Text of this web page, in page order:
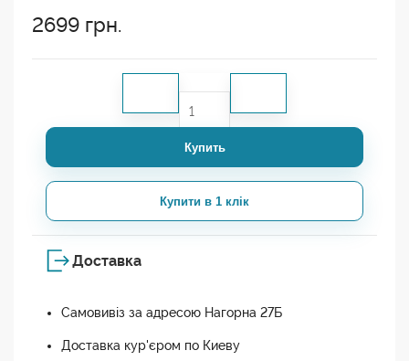
2699 грн.
Купить
Купити в 1 клік
Доставка
Самовивіз за адресою Нагорна 27Б
Доставка кур'єром по Киеву